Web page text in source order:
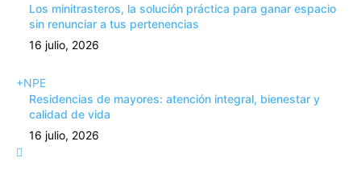
Los minitrasteros, la solución práctica para ganar espacio
sin renunciar a tus pertenencias
16 julio, 2026
+NPE
Residencias de mayores: atención integral, bienestar y
calidad de vida
16 julio, 2026